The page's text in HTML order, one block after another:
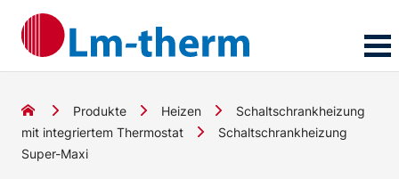
Produkte Heizen
Schaltschrankheizung
mit integriertem Thermostat
Schaltschrankheizung
Super-Maxi